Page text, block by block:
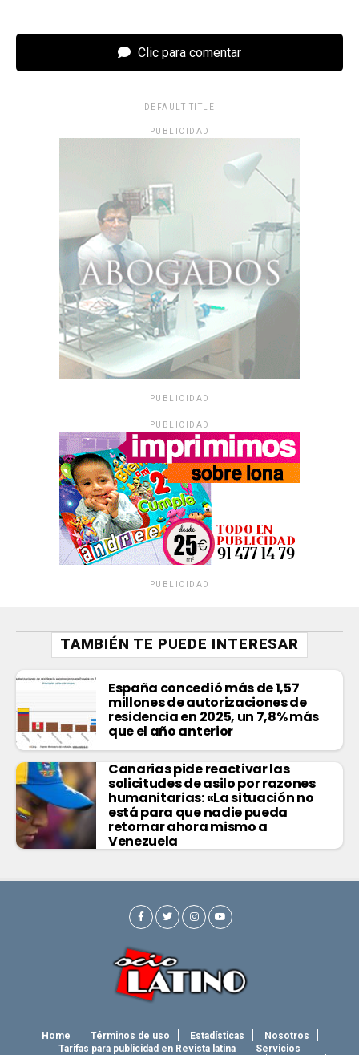
Clic para comentar
DEFAULT TITLE
PUBLICIDAD
PUBLICIDAD
PUBLICIDAD
PUBLICIDAD
TAMBIÉN TE PUEDE INTERESAR
España concedió más de 1,57
millones de autorizaciones de
residencia en 2025, un 7,8% más
que el año anterior
Canarias pide reactivar las
solicitudes de asilo por razones
humanitarias: «La situación no
está para que nadie pueda
retornar ahora mismo a
Venezuela
Home Términos de uso Estadísticas
Nosotros
Tarifas para publicidad en Revista latina
Servicios